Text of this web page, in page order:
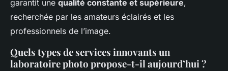
garantit une qualité constante et supérieure,
recherchée par les amateurs éclairés et les
professionnels de l’image.
Quels types de services innovants un
laboratoire photo propose-t-il aujourd’hui ?